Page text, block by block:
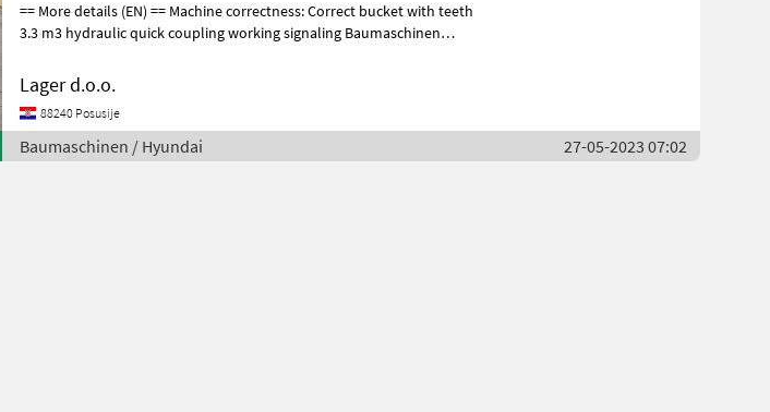
== More details (EN) == Machine correctness: Correct bucket with teeth
3.3 m3 hydraulic quick coupling working signaling Baumaschinen
Lager d.o.o.
88240 Posusije
Baumaschinen / Hyundai 27-05-2023 07:02